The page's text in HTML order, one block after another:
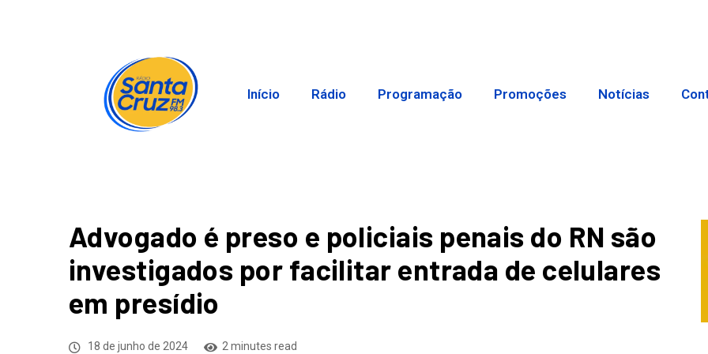
Início Rádio Programação Promoções Notícias
Advogado é preso e policiais penais do RN são
investigados por facilitar entrada de celulares
em presídio
18 de junho de 2024 2 minutes read